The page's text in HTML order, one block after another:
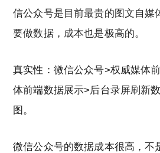
信公众号是目前最贵的图文自媒
要做数据，成本也是极高的。
真实性： 微信公众号>权威媒体
体前端数据展示>后台录屏刷新
图。
微信公众号的数据成本很高，不